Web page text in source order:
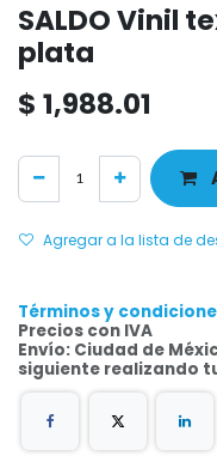
SALDO Vinil
plata
$ 1,988.01
Agregar a la lista de
Términos y
Precios con IVA
Envío: Ciudad de
siguiente realizando